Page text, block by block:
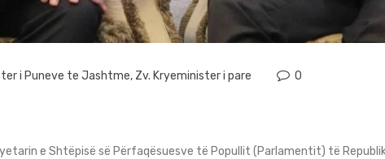
i Puneve te Jashtme, Zv. Kryeminister i pare 0
e Shtëpisë së Përfaqësuesve të Popullit (Parlamentit) të